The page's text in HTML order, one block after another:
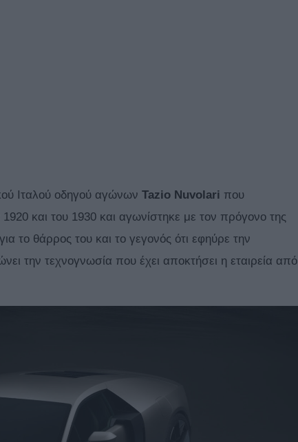
Ιταλού οδηγού αγώνων Tazio Nuvolari που
και του 1930 και αγωνίστηκε με τον πρόγονο της
το θάρρος του και το γεγονός ότι εφηύρε την
την τεχνογνωσία που έχει αποκτήσει η εταιρεία από